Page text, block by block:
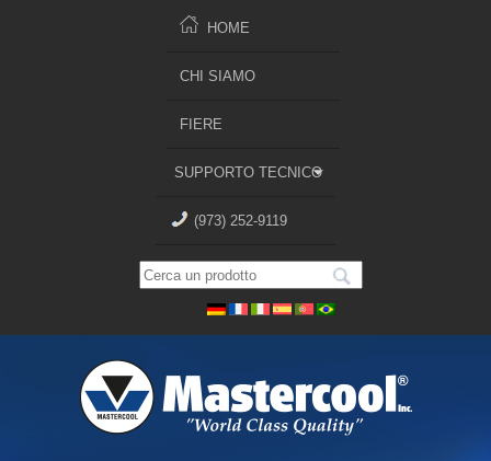
HOME
CHI SIAMO
FIERE
SUPPORTO TECNICO
(973) 252-9119